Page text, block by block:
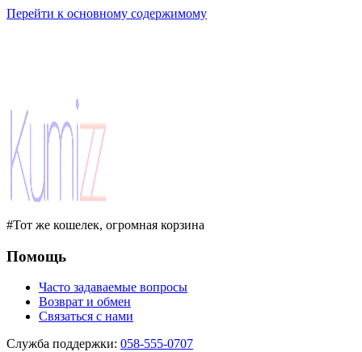
Перейти к основному содержимому
#Тот же кошелек, огромная корзина
Помощь
Часто задаваемые вопросы
Возврат и обмен
Связаться с нами
Служба поддержки: 058-555-0707